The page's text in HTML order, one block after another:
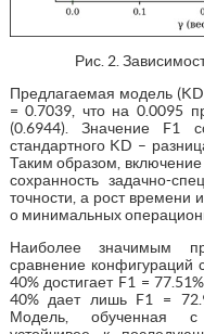
Рис. 2.
Предлагаемая модель (KD
= 0.7039, что на 0.0095
(0.6944). Значение F1
стандартного KD –
Таким образом,
сохранность задачно-
точности, а рост времени
о минимальных
Наиболее значимым
сравнение конфигураций
40% достигает F1 =
40% дает лишь F1 =
Модель, обученная с